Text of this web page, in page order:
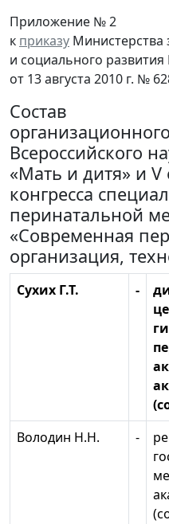
Приложение № 2
к приказу Министерства
и социального
от 13 августа 2010 г. №
Состав
Всероссийского
«Мать и дитя» и V
конгресса
перинатальной
«Современная
организация,
Сухих Г.Т. -
Володин Н.Н.
-